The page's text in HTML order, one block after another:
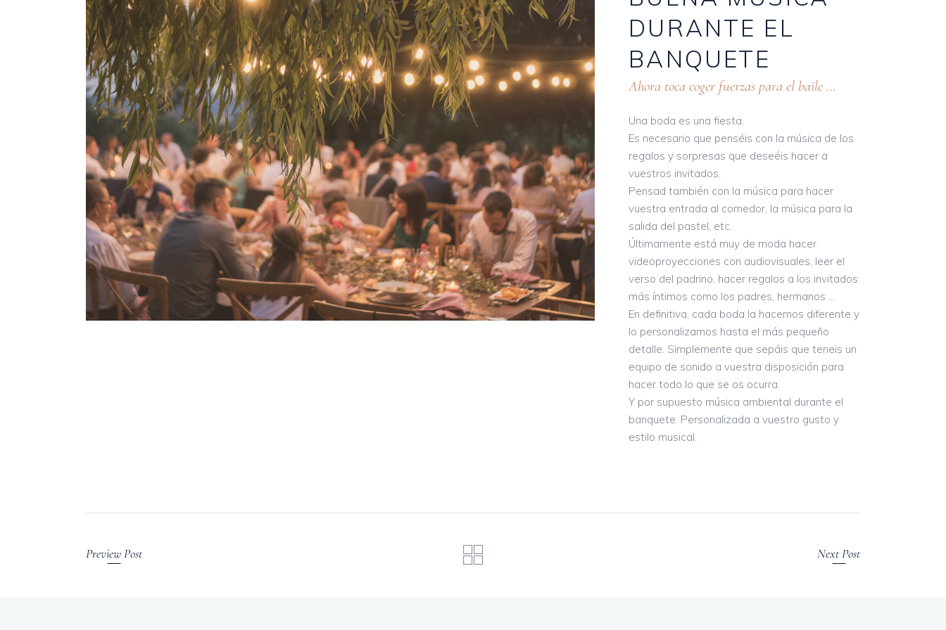
DURANTE EL
BANQUETE
Ahora toca coger fuerzas para el baile ...
Una boda es una fiesta.
Es necesario que penséis con la música de los
regalos y sorpresas que deseéis hacer a
vuestros invitados.
Pensad también con la música para hacer
vuestra entrada al comedor, la música para la
salida del pastel, etc.
Últimamente está muy de moda hacer
videoproyecciones con audiovisuales, leer el
verso del padrino, hacer regalos a los invitados
más íntimos como los padres, hermanos …
En definitiva, cada boda la hacemos diferente y
lo personalizamos hasta el más pequeño
detalle. Simplemente que sepáis que teneis un
equipo de sonido a vuestra disposición para
hacer todo lo que se os ocurra.
Y por supuesto música ambiental durante el
banquete. Personalizada a vuestro gusto y
estilo musical.
Preview Post Next Post